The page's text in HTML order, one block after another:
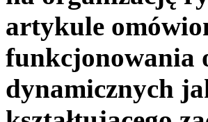
artykule
funkcjonowania
dynamicznych